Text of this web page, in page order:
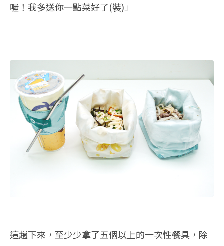
喔！我多送你一點菜好了(裝)」
這趟下來，至少少拿了五個以上的一次性餐具，除